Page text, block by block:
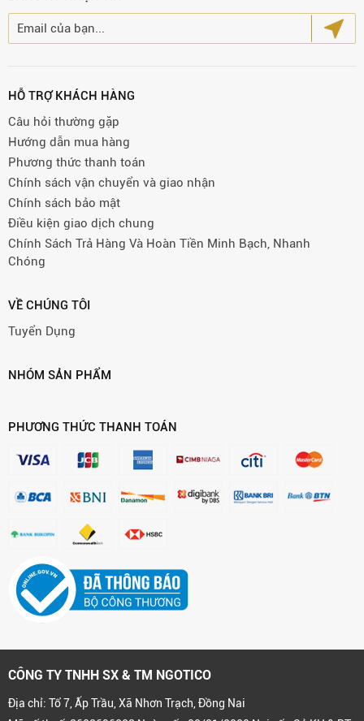
HỖ TRỢ KHÁCH HÀNG
Câu hỏi thường gặp
Hướng dẫn mua hàng
Phương thức thanh toán
Chính sách vận chuyển và giao nhận
Chính sách bảo mật
Điều kiện giao dịch chung
Chính Sách Trả Hàng Và Hoàn Tiền Minh Bạch, Nhanh
Chóng
VỀ CHÚNG TÔI
Tuyển Dụng
NHÓM SẢN PHẨM
PHƯƠNG THỨC THANH TOÁN
CÔNG TY TNHH SX & TM NGOTICO
Địa chỉ: Tổ 7, Ấp Trầu, Xã Nhơn Trạch, Đồng Nai